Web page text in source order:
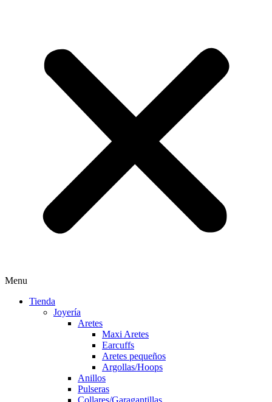
Menu
Tienda
Joyería
Aretes
Maxi Aretes
Earcuffs
Aretes pequeños
Argollas/Hoops
Anillos
Pulseras
Collares/Garagantillas